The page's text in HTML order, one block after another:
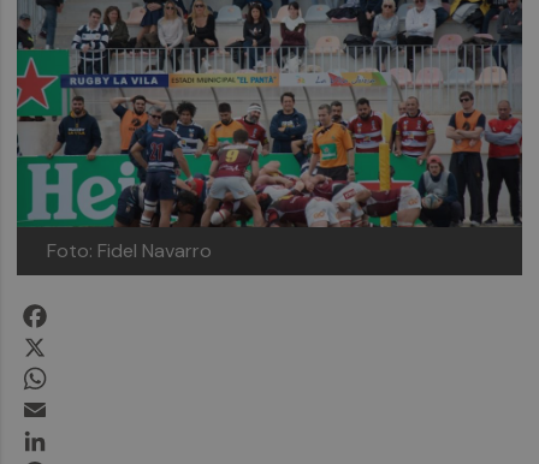
Foto: Fidel Navarro